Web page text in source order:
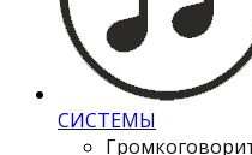
СИСТЕМЫ